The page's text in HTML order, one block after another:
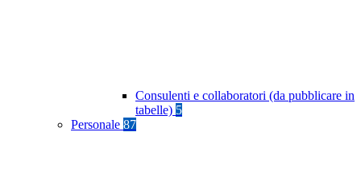
Consulenti e collaboratori (da pubblicare in
tabelle) 5
Personale 87